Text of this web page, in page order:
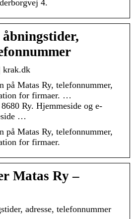
4.
krak.dk
på Matas Ry, telefonnummer,
for firmaer. …
Ry. Hjemmeside og e-
…
på Matas Ry, telefonnummer,
for firmaer.
Matas Ry –
adresse, telefonnummer